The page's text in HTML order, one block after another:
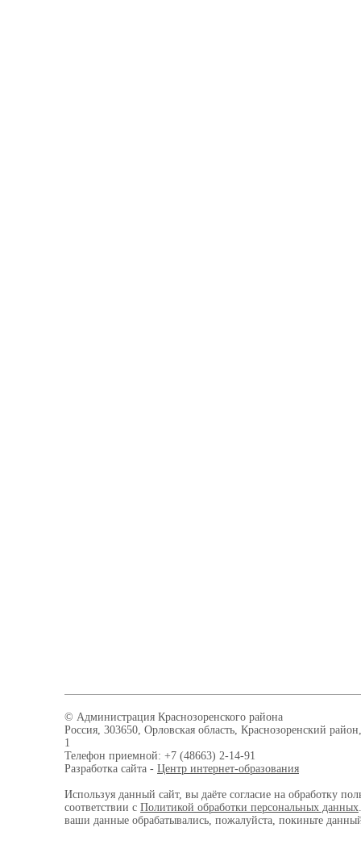
© Администрация Краснозоренского района
Россия, 303650, Орловская область, Краснозоренский
1
Телефон приемной: +7 (48663) 2-14-91
Разработка сайта - Центр интернет-образования
Используя данный сайт, вы даёте согласие на обработку
соответствии с Политикой обработки персональных данных
ваши данные обрабатывались, пожалуйста, покиньте